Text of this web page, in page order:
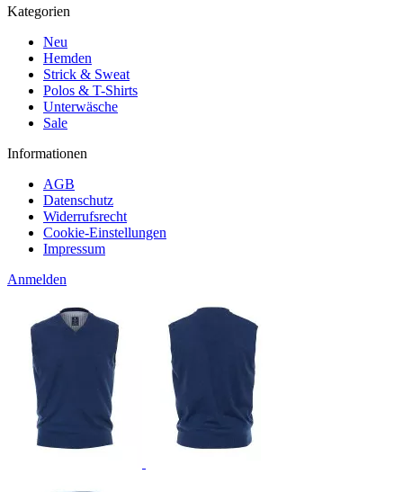
Kategorien
Neu
Hemden
Strick & Sweat
Polos & T-Shirts
Unterwäsche
Sale
Informationen
AGB
Datenschutz
Widerrufsrecht
Cookie-Einstellungen
Impressum
Anmelden